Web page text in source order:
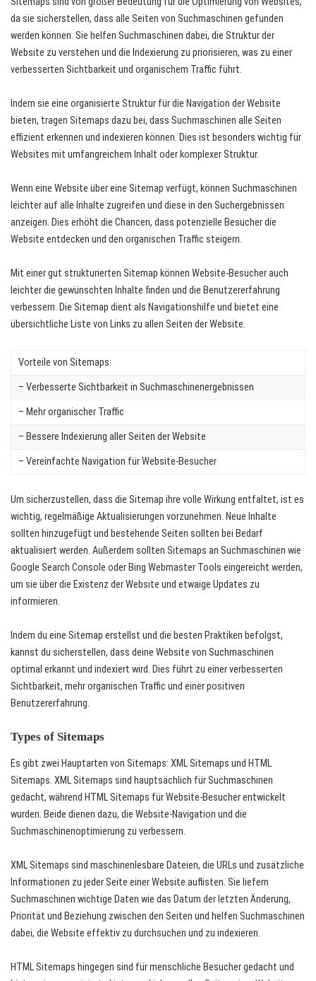
da sie sicherstellen, dass alle Seiten von Suchmaschinen gefunden
werden können. Sie helfen Suchmaschinen dabei, die Struktur der
Website zu verstehen und die Indexierung zu priorisieren, was zu einer
verbesserten Sichtbarkeit und organischem Traffic führt.
Indem sie eine organisierte Struktur für die Navigation der Website
bieten, tragen Sitemaps dazu bei, dass Suchmaschinen alle Seiten
effizient erkennen und indexieren können. Dies ist besonders wichtig für
Websites mit umfangreichem Inhalt oder komplexer Struktur.
Wenn eine Website über eine Sitemap verfügt, können Suchmaschinen
leichter auf alle Inhalte zugreifen und diese in den Suchergebnissen
anzeigen. Dies erhöht die Chancen, dass potenzielle Besucher die
Website entdecken und den organischen Traffic steigern.
Mit einer gut strukturierten Sitemap können Website-Besucher auch
leichter die gewünschten Inhalte finden und die Benutzererfahrung
verbessern. Die Sitemap dient als Navigationshilfe und bietet eine
übersichtliche Liste von Links zu allen Seiten der Website.
Vorteile von Sitemaps:
– Verbesserte Sichtbarkeit in Suchmaschinenergebnissen
– Mehr organischer Traffic
– Bessere Indexierung aller Seiten der Website
– Vereinfachte Navigation für Website-Besucher
Um sicherzustellen, dass die Sitemap ihre volle Wirkung entfaltet, ist es
wichtig, regelmäßige Aktualisierungen vorzunehmen. Neue Inhalte
sollten hinzugefügt und bestehende Seiten sollten bei Bedarf
aktualisiert werden. Außerdem sollten Sitemaps an Suchmaschinen wie
Google Search Console oder Bing Webmaster Tools eingereicht werden,
um sie über die Existenz der Website und etwaige Updates zu
informieren.
Indem du eine Sitemap erstellst und die besten Praktiken befolgst,
kannst du sicherstellen, dass deine Website von Suchmaschinen
optimal erkannt und indexiert wird. Dies führt zu einer verbesserten
Sichtbarkeit, mehr organischen Traffic und einer positiven
Benutzererfahrung.
Types of Sitemaps
Es gibt zwei Hauptarten von Sitemaps: XML Sitemaps und HTML
Sitemaps. XML Sitemaps sind hauptsächlich für Suchmaschinen
gedacht, während HTML Sitemaps für Website-Besucher entwickelt
wurden. Beide dienen dazu, die Website-Navigation und die
Suchmaschinenoptimierung zu verbessern.
XML Sitemaps sind maschinenlesbare Dateien, die URLs und zusätzliche
Informationen zu jeder Seite einer Website auflisten. Sie liefern
Suchmaschinen wichtige Daten wie das Datum der letzten Änderung,
Priorität und Beziehung zwischen den Seiten und helfen Suchmaschinen
dabei, die Website effektiv zu durchsuchen und zu indexieren.
HTML Sitemaps hingegen sind für menschliche Besucher gedacht und